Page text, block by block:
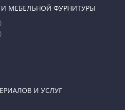
МЕБЕЛЬНОЙ ФУРНИТУРЫ
И УСЛУГ